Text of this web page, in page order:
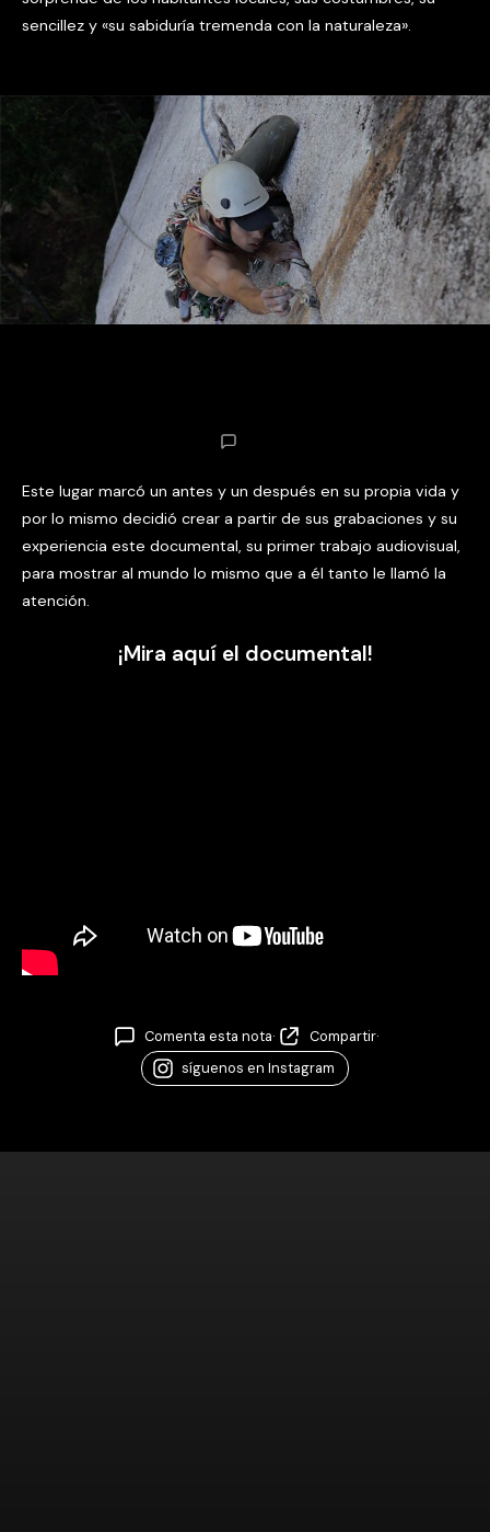
sencillez y «su sabiduría tremenda con la naturaleza».
Este lugar marcó un antes y un después en su propia vida y
por lo mismo decidió crear a partir de sus grabaciones y su
experiencia este documental, su primer trabajo audiovisual,
para mostrar al mundo lo mismo que a él tanto le llamó la
atención.
¡Mira aquí el documental!
Comenta esta nota· Compartir·
síguenos en Instagram